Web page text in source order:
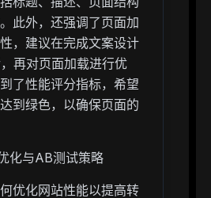
此外，还强调了页面加
，建议在完成文案设计
再对页面加载进行优
了性能评分指标，希望
到绿色，以确保页面的
化与AB测试策略
优化网站性能以提高转